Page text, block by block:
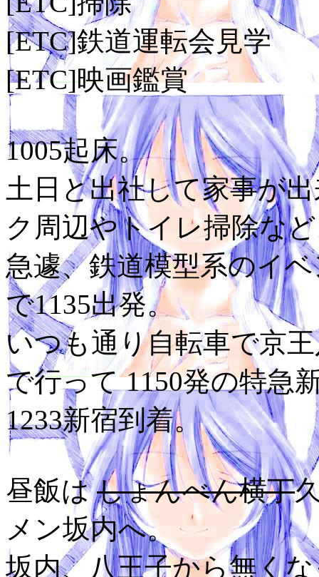
[ETC]鉄道運転会見学
[ETC]映画鑑賞
1005起床。
土日と出社して家事が
ク周辺やトイレ掃除な
急遽、鉄道模型系のイ
で1135出発。
いつも通り自転車で京
で行って 1150発の特急
1233新宿到着。
昼飯はしょんべん横丁
メン坂内へ。
坂内、八王子から無く